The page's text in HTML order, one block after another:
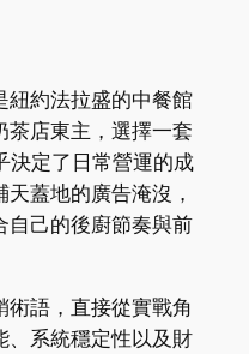
紐約法拉盛的中餐館
茶店東主，選擇一套
決定了日常營運的成
蓋地的廣告淹沒，
自己的後廚節奏與前
術語，直接從實戰角
、系統穩定性以及財